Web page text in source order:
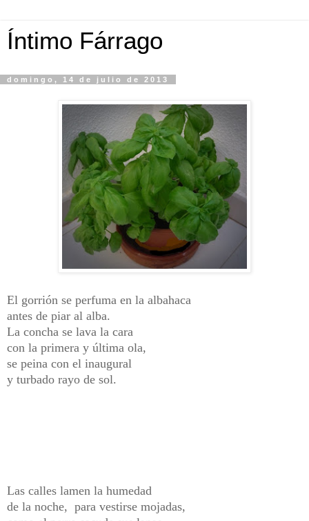
Íntimo Fárrago
domingo, 14 de julio de 2013
El gorrión se perfuma en la albahaca
antes de piar al alba.
La concha se lava la cara
con la primera y última ola,
se peina con el inaugural
y turbado rayo de sol.
Las calles lamen la humedad
de la noche, para vestirse mojadas,